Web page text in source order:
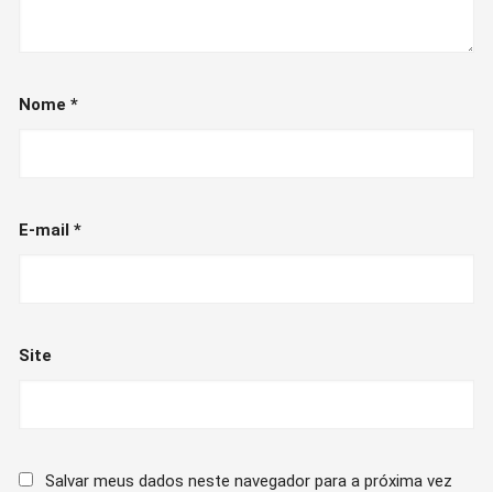
Nome*
E-mail*
Site
Salvar meus dados neste navegador para a próxima vez